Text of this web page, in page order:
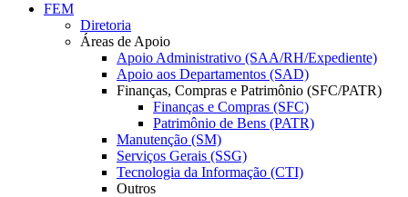
FEM
Diretoria
Áreas de Apoio
Apoio Administrativo (SAA/RH/Expediente)
Apoio aos Departamentos (SAD)
Finanças, Compras e Patrimônio (SFC/PATR)
Finanças e Compras (SFC)
Patrimônio de Bens (PATR)
Manutenção (SM)
Serviços Gerais (SSG)
Tecnologia da Informação (CTI)
Outros